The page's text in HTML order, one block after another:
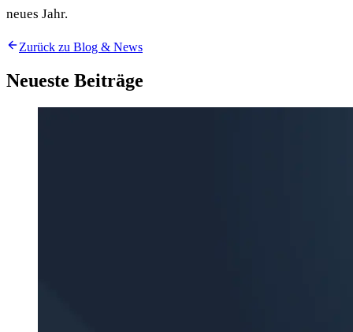
neues Jahr.
Zurück zu Blog & News
Neueste Beiträge